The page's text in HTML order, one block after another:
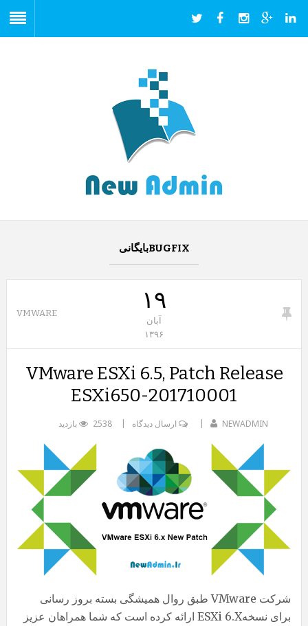
BUGFIXبایگانی
۱۹
آبان
۱۳۹۶
VMWARE
VMware ESXi 6.5, Patch Release
ESXi650-201710001
NEWADMIN ارسال دیدگاه 2538 بازدید
شرکت VMware طبق روال همیشگی بسته بروز رسانی
برای نسخهESXi 6.X ارائه کرده است که شما همراهان عزیز